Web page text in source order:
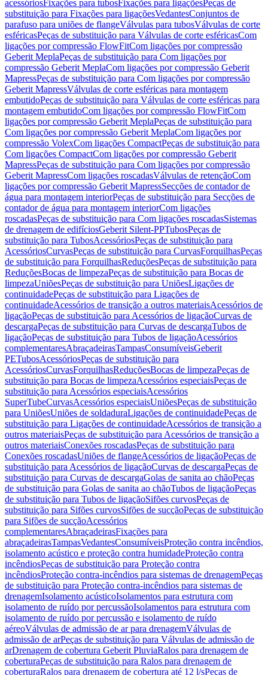
acessóriosFixações para tubosFixações para ligaçõesPeças de
substituição para Fixações para ligaçõesVedantesConjuntos de
parafuso para uniões de flangeVálvulas para tubosVálvulas de corte
esféricasPeças de substituição para Válvulas de corte esféricasCom
ligações por compressão FlowFitCom ligações por compressão
Geberit MeplaPeças de substituição para Com ligações por
compressão Geberit MeplaCom ligações por compressão Geberit
MapressPeças de substituição para Com ligações por compressão
Geberit MapressVálvulas de corte esféricas para montagem
embutidoPeças de substituição para Válvulas de corte esféricas para
montagem embutidoCom ligações por compressão FlowFitCom
ligações por compressão Geberit MeplaPeças de substituição para
Com ligações por compressão Geberit MeplaCom ligações por
compressão VolexCom ligações CompactPeças de substituição para
Com ligações CompactCom ligações por compressão Geberit
MapressPeças de substituição para Com ligações por compressão
Geberit MapressCom ligações roscadasVálvulas de retençãoCom
ligações por compressão Geberit MapressSecções de contador de
água para montagem interiorPeças de substituição para Secções de
contador de água para montagem interiorCom ligações
roscadasPeças de substituição para Com ligações roscadasSistemas
de drenagem de edifíciosGeberit Silent-PPTubosPeças de
substituição para TubosAcessóriosPeças de substituição para
AcessóriosCurvasPeças de substituição para CurvasForquilhasPeças
de substituição para ForquilhasReduçõesPeças de substituição para
ReduçõesBocas de limpezaPeças de substituição para Bocas de
limpezaUniõesPeças de substituição para UniõesLigações de
continuidadePeças de substituição para Ligações de
continuidadeAcessórios de transição a outros materiaisAcessórios de
ligaçãoPeças de substituição para Acessórios de ligaçãoCurvas de
descargaPeças de substituição para Curvas de descargaTubos de
ligaçãoPeças de substituição para Tubos de ligaçãoAcessórios
complementaresAbraçadeirasTampasConsumíveisGeberit
PETubosAcessóriosPeças de substituição para
AcessóriosCurvasForquilhasReduçõesBocas de limpezaPeças de
substituição para Bocas de limpezaAcessórios especiaisPeças de
substituição para Acessórios especiaisAcessórios
SuperTubeCurvasAcessórios especiaisUniõesPeças de substituição
para UniõesUniões de soldaduraLigações de continuidadePeças de
substituição para Ligações de continuidadeAcessórios de transição a
outros materiaisPeças de substituição para Acessórios de transição a
outros materiaisConexões roscadasPeças de substituição para
Conexões roscadasUniões de flangeAcessórios de ligaçãoPeças de
substituição para Acessórios de ligaçãoCurvas de descargaPeças de
substituição para Curvas de descargaGolas de sanita ao chãoPeças
de substituição para Golas de sanita ao chãoTubos de ligaçãoPeças
de substituição para Tubos de ligaçãoSifões curvosPeças de
substituição para Sifões curvosSifões de sucçãoPeças de substituição
para Sifões de sucçãoAcessórios
complementaresAbraçadeirasFixações para
abraçadeirasTampasVedantesConsumíveisProteção contra incêndios,
isolamento acústico e proteção contra humidadeProteção contra
incêndiosPeças de substituição para Proteção contra
incêndiosProteção contra-incêndios para sistemas de drenagemPeças
de substituição para Proteção contra-incêndios para sistemas de
drenagemIsolamento acústicoIsolamentos para estrutura com
isolamento de ruído por percussãoIsolamentos para estrutura com
isolamento de ruído por percussão e isolamento de ruído
aéreoVálvulas de admissão de ar para drenagemVálvulas de
admissão de arPeças de substituição para Válvulas de admissão de
arDrenagem de cobertura Geberit PluviaRalos para drenagem de
coberturaPeças de substituição para Ralos para drenagem de
coberturaRalos para drenagem de cobertura até 12 l/sPeças de